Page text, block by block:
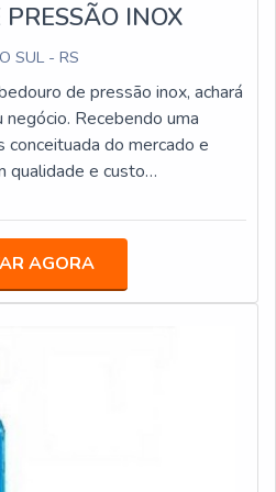
INOX
SUL - RS
de pressão inox, achará
Recebendo uma
conceituada do mercado e
qualidade e custo
o cliente atingirá excelente
PRESSÃO INOXA Veneza
oferecer aos clientes uma
equipamentos de última
bebedouro de pressão inox
maneiras eficientes de
excelência em sua área de
se mostra referência por ter:
AGORA